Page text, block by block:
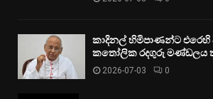
කාදිනල් හිමිපාණන්ට එරෙහි
කතෝලික රදගුරු මණ්ඩලය
2026-07-03 0